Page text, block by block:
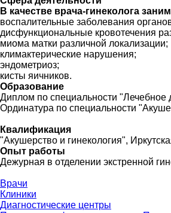
В качестве врача-гинеколога
воспалительные заболевания
дисфункциональные кровотечения
миома матки различной локализации;
климактерические нарушения;
эндометриоз;
кисты яичников.
Образование
Диплом по специальности "Лечебное
Ординатура по специальности
Квалификация
"Акушерство и гинекология",
Опыт работы
Дежурная в отделении экстренной
Врачи
Клиники
Диагностические центры